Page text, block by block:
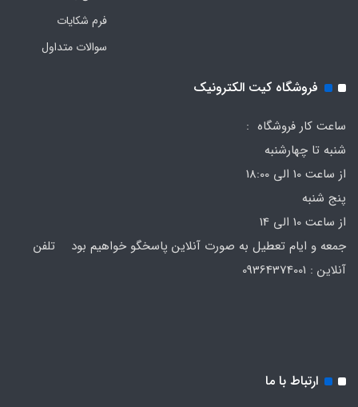
فرم‌ شکایات
سوالات متداول
فروشگاه کیت الکترونیک
ساعت کار فروشگاه :
شنبه تا چهارشنبه
از ساعت 10 الی 18:00
پنج شنبه
از ساعت 10 الی 14
جمعه و ایام تعطیل به صورت آنلاین پاسخگو خواهیم بود تلفن
ارتباط با ما